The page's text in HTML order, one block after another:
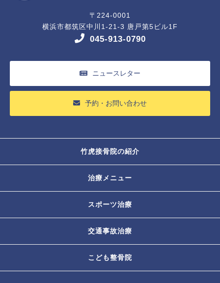
〒224-0001
横浜市都筑区中川1-21-3 唐戸第5ビル1F
045-913-0790
ニュースレター
予約・お問い合わせ
竹虎接骨院の紹介
治療メニュー
スポーツ治療
交通事故治療
こども整骨院